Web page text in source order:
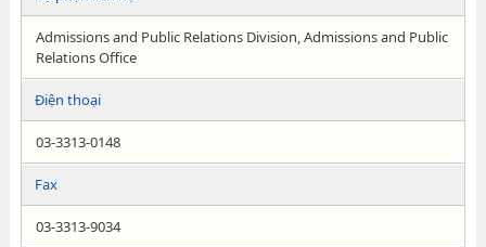
Admissions and Public Relations Division, Admissions and Public
Relations Office
Điện thoại
03-3313-0148
Fax
03-3313-9034